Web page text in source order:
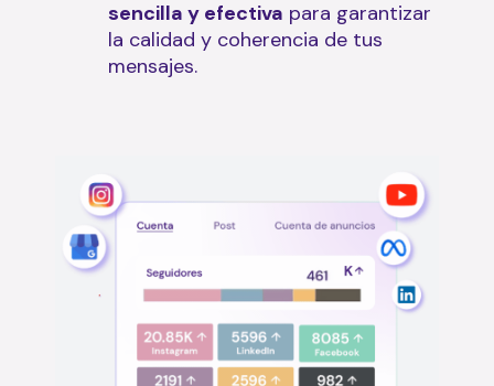
sencilla y efectiva para garantizar
la calidad y coherencia de tus
mensajes.